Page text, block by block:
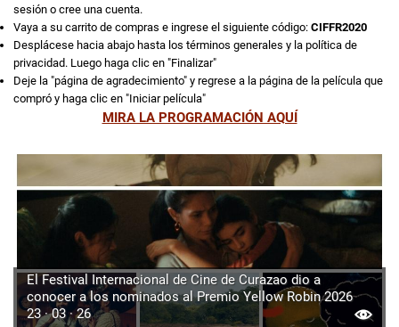
sesión o cree una cuenta.
Vaya a su carrito de compras e ingrese el siguiente código: CIFFR2020
Desplácese hacia abajo hasta los términos generales y la política de
privacidad. Luego haga clic en "Finalizar"
Deje la "página de agradecimiento" y regrese a la página de la película que
compró y haga clic en "Iniciar película"
MIRA LA PROGRAMACIÓN AQUÍ
El Festival Internacional de Cine de Curazao dio a
conocer a los nominados al Premio Yellow Robin 2026
23 · 03 · 26